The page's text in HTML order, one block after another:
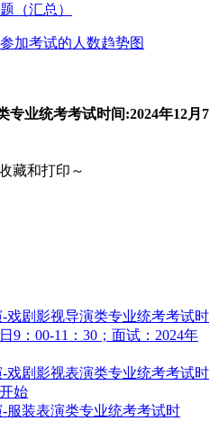
（汇总）
加考试的人数趋势图
专业统考考试时间:2024年12月7
藏和打印～
戏剧影视导演类专业统考考试时
9：00-11：30；面试：2024年
戏剧影视表演类专业统考考试时
始
服装表演类专业统考考试时